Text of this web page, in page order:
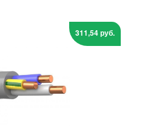
311,54 руб.